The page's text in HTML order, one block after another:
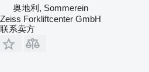
奥地利, Sommerein
Zeiss Forkliftcenter GmbH
联系卖方